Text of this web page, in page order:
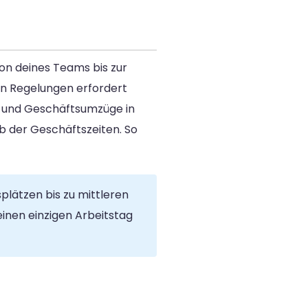
deines Teams bis zur
Regelungen erfordert
Geschäftsumzüge in
der Geschäftszeiten. So
bis zu mittleren
einzigen Arbeitstag